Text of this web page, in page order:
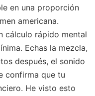
en una proporción
americana.
cálculo rápido mental
Echas la mezcla,
después, el sonido
confirma que tu
He visto esto